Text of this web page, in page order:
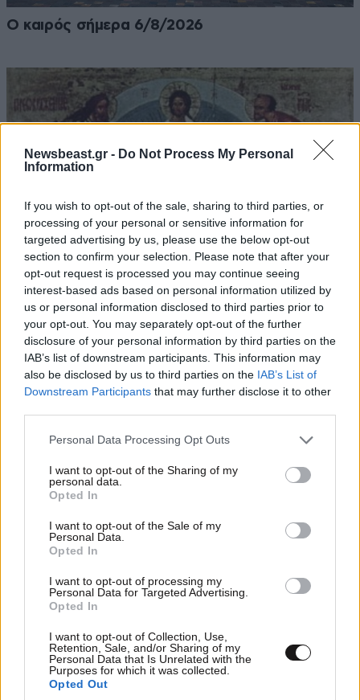
Newsbeast.gr - Do Not Process My Personal
Information
If you wish to opt-out of the sale, sharing to third parties, or
processing of your personal or sensitive information for
targeted advertising by us, please use the below opt-out
section to confirm your selection. Please note that after your
opt-out request is processed you may continue seeing
interest-based ads based on personal information utilized by
us or personal information disclosed to third parties prior to
your opt-out. You may separately opt-out of the further
disclosure of your personal information by third parties on the
IAB’s list of downstream participants. This information may
also be disclosed by us to third parties on the IAB’s List of
Downstream Participants that may further disclose it to other
Please note that this website/app uses one or more Google
not limited to your visit or usage behaviour. You may click to
grant or deny consent to Google and its third-party tags to
use your data for below specified purposes in below Google
consent section.
Personal Data Processing Opt Outs
I want to opt-out of the Sharing of my
personal data.
Opted In
I want to opt-out of the Sale of my
Personal Data.
Opted In
I want to opt-out of processing my
Personal Data for Targeted Advertising.
Opted In
I want to opt-out of Collection, Use,
Retention, Sale, and/or Sharing of my
Personal Data that Is Unrelated with the
Purposes for which it was collected.
Opted Out
Ο καιρός σήμερα 6/8/2026
Εορτολόγιο: Ποιος γιορτάζει σήμερα 6
Αυγούστου
Σαν σήμερα 6 Αυγούστου: Πεθαίνει η Ρίτα
της τραγούδι